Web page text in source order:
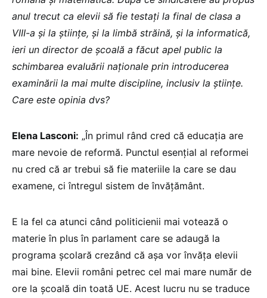
anul trecut ca elevii să fie testați la final de clasa a
VIII-a și la științe, și la limbă străină, și la informatică,
ieri un director de școală a făcut apel public la
schimbarea evaluării naționale prin introducerea
examinării la mai multe discipline, inclusiv la științe.
Care este opinia dvs?
Elena Lasconi: „În primul rând cred că educația are
mare nevoie de reformă. Punctul esențial al reformei
nu cred că ar trebui să fie materiile la care se dau
examene, ci întregul sistem de învățământ.
E la fel ca atunci când politicienii mai votează o
materie în plus în parlament care se adaugă la
programa școlară crezând că așa vor învăța elevii
mai bine. Elevii români petrec cel mai mare număr de
ore la școală din toată UE. Acest lucru nu se traduce